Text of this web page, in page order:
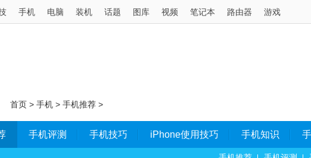
手机 电脑 装机 话题 图库 视频 笔记本 路由器 游戏
首页 > 手机 > 手机推荐 >
手机评测 手机技巧 iPhone使用技巧 手机知识